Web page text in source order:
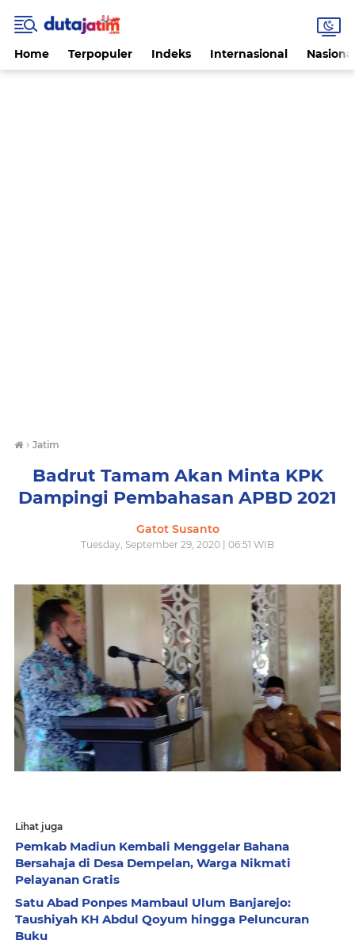
Home Terpopuler Indeks Internasional
› Jatim
Badrut Tamam Akan Minta KPK
Dampingi Pembahasan APBD 2021
Gatot Susanto
Tuesday, September 29, 2020 | 06:51 WIB
Lihat juga
Pemkab Madiun Kembali Menggelar Bahana
Bersahaja di Desa Dempelan, Warga Nikmati
Pelayanan Gratis
Satu Abad Ponpes Mambaul Ulum Banjarejo:
Taushiyah KH Abdul Qoyum hingga Peluncuran
Buku